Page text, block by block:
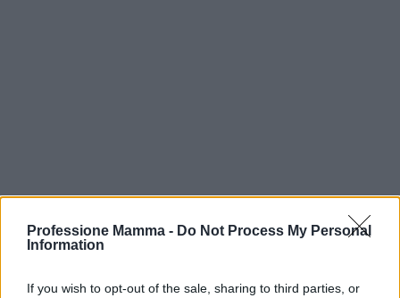
Professione Mamma - Do Not Process My Personal
Information
If you wish to opt-out of the sale, sharing to third parties, or